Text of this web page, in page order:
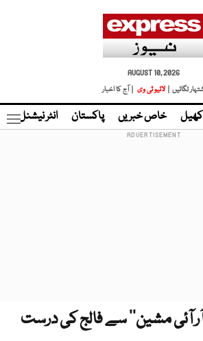
AUGUST 10, 2026
لگائیں |
لائیو ٹی وی | آج کا اخبار
کھیل خاص خبریں پاکستان انٹر نیشنل
آر آئی مشین‘‘ سے فالج کی درست